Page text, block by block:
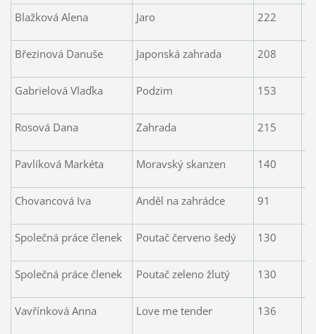
Blažková Alena Jaro 222
Březinová Danuše Japonská zahrada 208
Gabrielová Vlaďka Podzim 153
Rosová Dana Zahrada 215
Pavlíková Markéta Moravský skanzen 140
Chovancová Iva Anděl na zahrádce 91
Společná práce členek Poutač červeno šedý 130
Společná práce členek Poutač zeleno žlutý 130
Vavřínková Anna Love me tender 136